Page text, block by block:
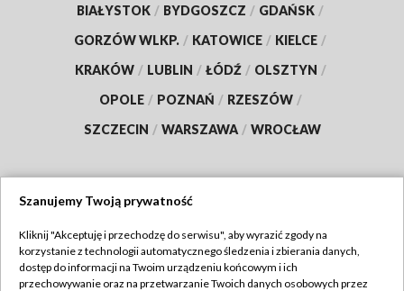
BIAŁYSTOK / BYDGOSZCZ / GDAŃSK /
GORZÓW WLKP. / KATOWICE / KIELCE /
KRAKÓW / LUBLIN / ŁÓDŹ / OLSZTYN /
OPOLE / POZNAŃ / RZESZÓW /
SZCZECIN / WARSZAWA / WROCŁAW
TVP
Abonament TVP
Szanujemy Twoją prywatność
Kliknij "Akceptuję i przechodzę do serwisu", aby wyrazić zgody na
korzystanie z technologii automatycznego śledzenia i zbierania danych,
dostęp do informacji na Twoim urządzeniu końcowym i ich
przechowywanie oraz na przetwarzanie Twoich danych osobowych przez